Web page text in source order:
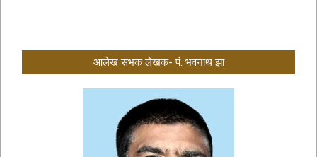
आलेख सभक लेखक- पं. भवनाथ झा